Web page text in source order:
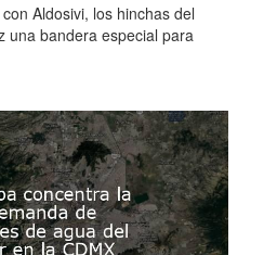
Aldosivi, los hinchas del
una bandera especial para